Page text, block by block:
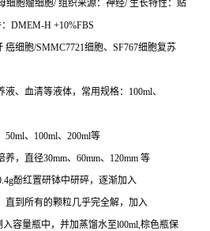
细胞瘤细胞/ 组织来源：神经/ 生长特性：贴
DMEM-H +10%FBS
癌细胞/SMMC7721细胞、SF767细胞复苏
、血清等液体，常用规格：100ml、
50ml、100ml、200ml等
，直径30mm、60mm、120mm 等
酚红置研钵中研碎，逐渐加入
直到所有的颗粒几乎完全解，加入
入容量瓶中，并加蒸馏水至l00ml,棕色瓶保